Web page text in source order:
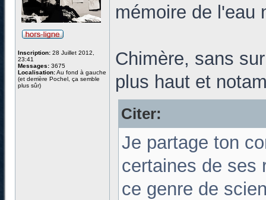
Inscription: 28 Juillet 2012,
23:41
Messages: 3675
Localisation:Au fond à gauche
(et derrière Pochel, ça semble
plus sûr)
mémoire de l'eau
Chimère, sans
plus haut et
Citer:
Je partage ton
certaines de ses
ce genre de